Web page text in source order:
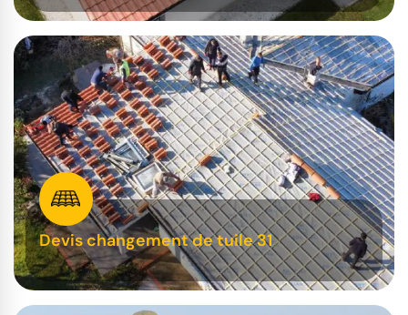
Devis changement de tuile 31